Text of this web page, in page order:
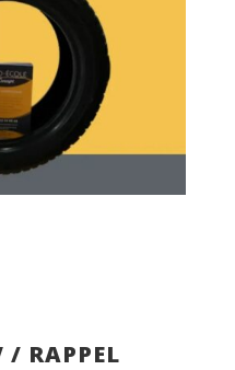
/ RAPPEL